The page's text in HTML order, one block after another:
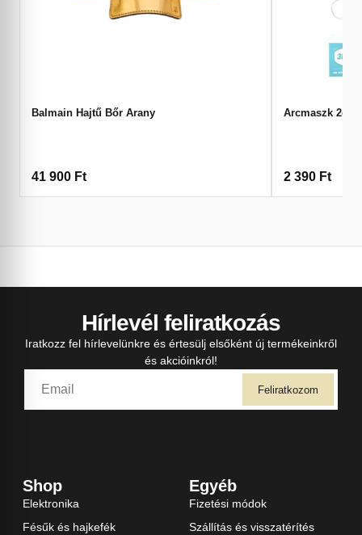
Balmain Hajtű Bőr Arany
41 900 Ft
Arcmaszk 2db/
2 390 Ft
Hírlevél feliratkozás
Iratkozz fel hírlevelünkre és értesülj elsőként új termékeinkről
és akcióinkról!
Feliratkozom
Shop
Elektronika
Fésűk és hajkefék
Egyéb
Fizetési módok
Szállítás és visszatérítés